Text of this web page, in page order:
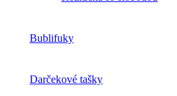
Bublifuky
Darčekové tašky